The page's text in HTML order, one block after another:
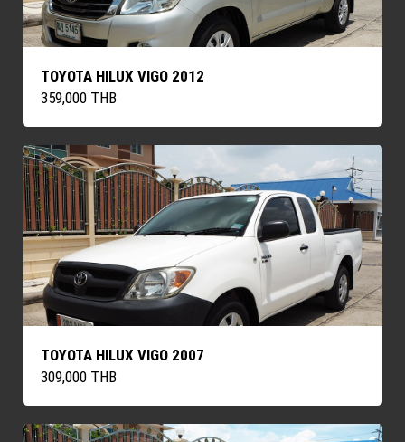
TOYOTA HILUX VIGO 2012
359,000 THB
TOYOTA HILUX VIGO 2007
309,000 THB